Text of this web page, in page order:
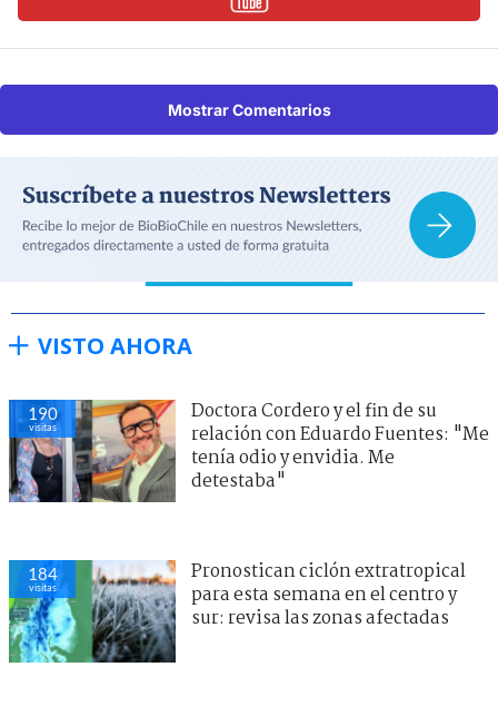
Mostrar Comentarios
VISTO AHORA
190
visitas
Doctora Cordero y el fin de su
relación con Eduardo Fuentes: "Me
tenía odio y envidia. Me
detestaba"
184
visitas
Pronostican ciclón extratropical
para esta semana en el centro y
sur: revisa las zonas afectadas